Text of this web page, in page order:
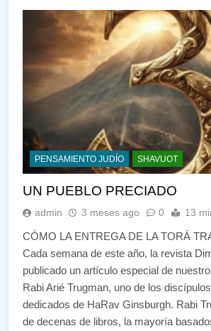
PENSAMIENTO JUDÍO SHAVUOT
UN PUEBLO PRECIADO
admin 3 meses ago 0 13
CÓMO LA ENTREGA DE LA TORÁ
Cada semana de este año, la revista
publicado un artículo especial de
Rabi Arié Trugman, uno de los
dedicados de HaRav Ginsburgh. Rabi
de decenas de libros, la mayoría